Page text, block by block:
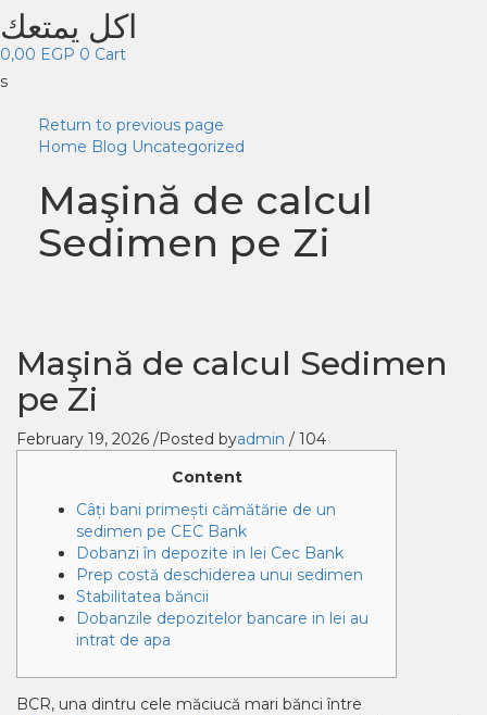
اكل يمتعك
0,00 EGP 0 Cart
s
Return to previous page
Home Blog Uncategorized
Maşină de calcul
Sedimen pe Zi
Maşină de calcul Sedimen
pe Zi
February 19, 2026 /Posted byadmin / 104
Content
Câți bani primești cămătărie de un
sedimen pe CEC Bank
Dobanzi în depozite in lei Cec Bank
Prep costă deschiderea unui sedimen
Stabilitatea băncii
Dobanzile depozitelor bancare in lei au
intrat de apa
BCR, una dintru cele măciucă mari bănci între